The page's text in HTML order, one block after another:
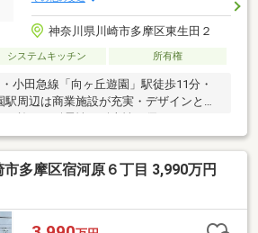
神奈川県川崎市多摩区東生田２
システムキッチン 所有権
小田急線「向ヶ丘遊園」駅徒歩11分・
周辺は商業施設が充実・デザインと性
３LDK+S・陽当り、通風ともに良好な住
は丁寧にお使いです。実際の暮らしをイ
だけますので、ぜひお気軽に内覧予約
完備◇提携駐車場あり◇ご来店プレゼ
基に、諸費用や毎月のお支払い額等、分
多摩区宿河原６丁目 3,990万円